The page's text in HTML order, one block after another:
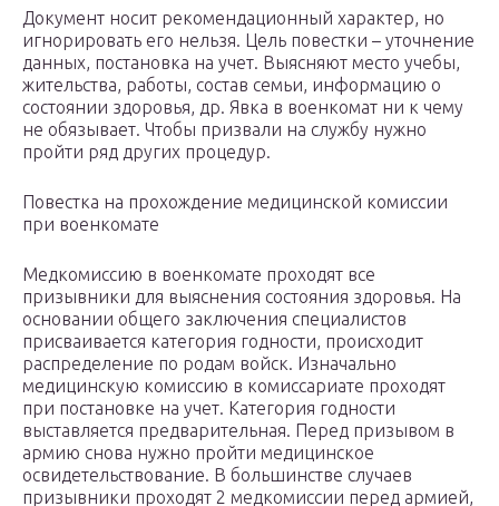
Документ носит рекомендационный характер, но
игнорировать его нельзя. Цель повестки – уточнение
данных, постановка на учет. Выясняют место учебы,
жительства, работы, состав семьи, информацию о
состоянии здоровья, др. Явка в военкомат ни к чему
не обязывает. Чтобы призвали на службу нужно
пройти ряд других процедур.
Повестка на прохождение медицинской комиссии
при военкомате
Медкомиссию в военкомате проходят все
призывники для выяснения состояния здоровья. На
основании общего заключения специалистов
присваивается категория годности, происходит
распределение по родам войск. Изначально
медицинскую комиссию в комиссариате проходят
при постановке на учет. Категория годности
выставляется предварительная. Перед призывом в
армию снова нужно пройти медицинское
освидетельствование. В большинстве случаев
призывники проходят 2 медкомиссии перед армией,